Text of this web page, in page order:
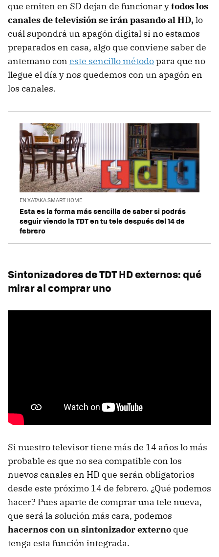
que emiten en SD dejan de funcionar ytodos los
canales de televisión se irán pasando al HD,lo
cuál supondrá un apagón digital si no estamos
preparados en casa, algo que conviene saber de
antemano con este sencillo métodopara que no
llegue el día y nos quedemos con un apagón en
los canales.
EN XATAKA SMART HOME
Esta es la forma más sencilla de saber si podrás
seguir viendo la TDT en tu tele después del 14 de
febrero
Sintonizadores de TDT HD externos: qué
mirar al comprar uno
Si nuestro televisor tiene más de 14 años lo más
probable es que no sea compatible con los
nuevos canales en HD que serán obligatorios
desde este próximo 14 de febrero. ¿Qué podemos
hacer? Pues aparte de comprar una tele nueva,
que será la solución más cara, podemos
hacernos con un sintonizador externo que
tenga esta función integrada.